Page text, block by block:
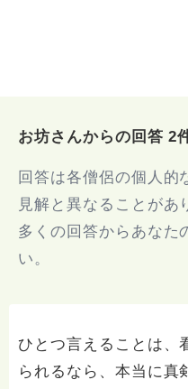
お坊さんからの回答 2
回答は各僧侶の個人的
見解と異なることがあ
多くの回答からあなた
い。
ひとつ言えることは、
られるなら、本当に真